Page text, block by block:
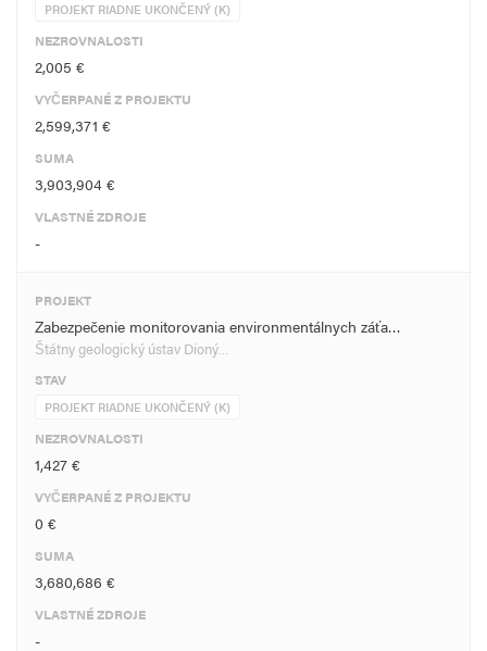
PROJEKT RIADNE UKONČENÝ (K)
NEZROVNALOSTI
2,005 €
VYČERPANÉ Z PROJEKTU
2,599,371 €
SUMA
3,903,904 €
VLASTNÉ ZDROJE
-
PROJEKT
Zabezpečenie monitorovania environmentálnych záťa…
Štátny geologický ústav Dioný…
STAV
PROJEKT RIADNE UKONČENÝ (K)
NEZROVNALOSTI
1,427 €
VYČERPANÉ Z PROJEKTU
0 €
SUMA
3,680,686 €
VLASTNÉ ZDROJE
-